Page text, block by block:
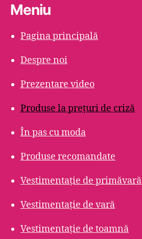
Meniu
Pagina principală
Despre noi
Prezentare video
Produse la prețuri de criză
În pas cu moda
Produse recomandate
Vestimentație de primăvară
Vestimentație de vară
Vestimentație de toamnă